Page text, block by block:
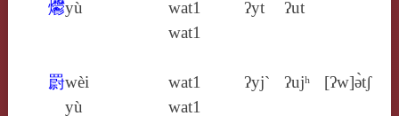
爩yù
wat1
wat1
ʔyt ʔut
罻wèi
yù
wat1
wat1
ʔyj` ʔujʰ [ʔw]ə̀tʃ